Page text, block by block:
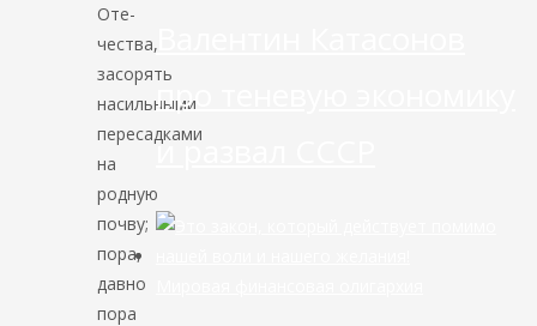
Оте­
чества,
засорять
насильными
пересадками
на
родную
почву;
пора,
давно
пора
Валентин Катасонов
про теневую экономику
и развал СССР